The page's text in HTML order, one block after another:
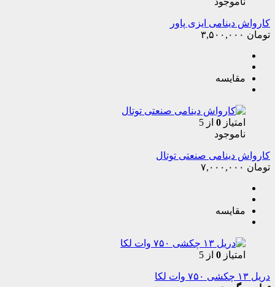
کارواش دینامی ایزی پاور
تومان
مقایسه
امتیاز 0 از 5
ناموجود
کارواش دینامی صنعتی توتال
تومان
مقایسه
امتیاز 0 از 5
دریل ۱۳ چکشی ۷۵۰ وات لکا